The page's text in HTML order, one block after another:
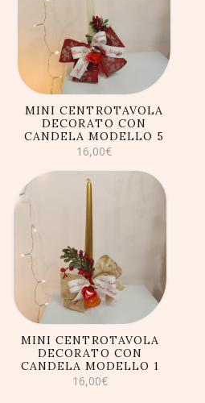
AGGIUNGI AL
CARRELLO
MINI CENTROTAVOLA
DECORATO CON
CANDELA MODELLO 5
16,00€
AGGIUNGI AL
CARRELLO
MINI CENTROTAVOLA
DECORATO CON
CANDELA MODELLO 1
16,00€